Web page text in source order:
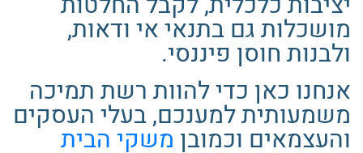
מושכלות גם בתנאי אי ודאות,
ולבנות חוסן פיננסי.
אנחנו כאן כדי להוות רשת תמיכה
משמעותית למענכם, בעלי העסקים
והעצמאים וכמובן משקי הבית